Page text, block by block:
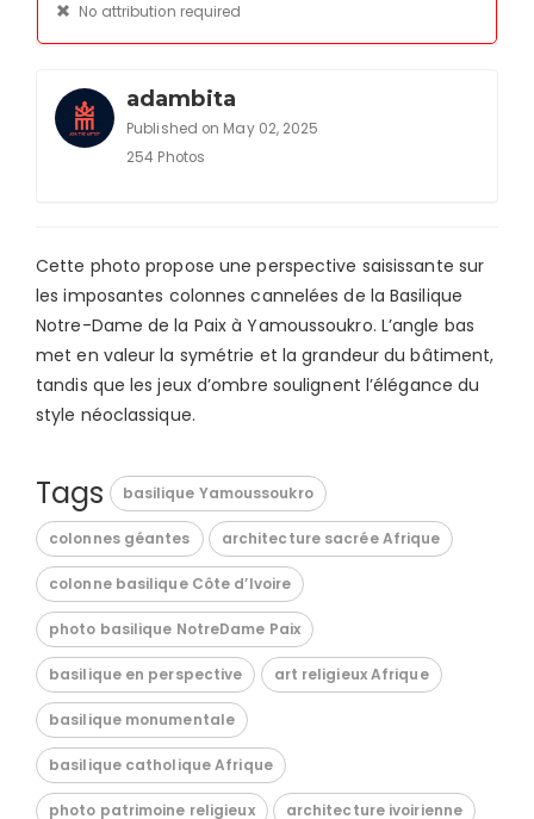
No attribution required
adambita
Published on May 02, 2025
254 Photos
Cette photo propose une perspective saisissante sur
les imposantes colonnes cannelées de la Basilique
Notre-Dame de la Paix à Yamoussoukro. L’angle bas
met en valeur la symétrie et la grandeur du bâtiment,
tandis que les jeux d’ombre soulignent l’élégance du
style néoclassique.
Tags basilique Yamoussoukro
colonnes géantes architecture sacrée Afrique
colonne basilique Côte d’Ivoire
photo basilique NotreDame Paix
basilique en perspective art religieux Afrique
basilique monumentale
basilique catholique Afrique
photo patrimoine religieux architecture ivoirienne